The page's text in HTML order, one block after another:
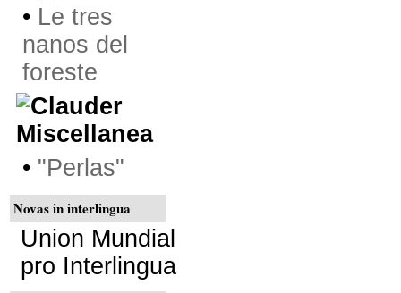
• Le tres
nanos del
foreste
Miscellanea
• "Perlas"
Novas in interlingua
Union Mundial
pro Interlingua